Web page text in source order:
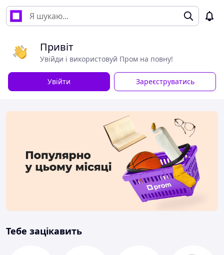
Привіт
Увійди і використовуй Пром на повну!
Увійти Зареєструватись
Тебе зацікавить